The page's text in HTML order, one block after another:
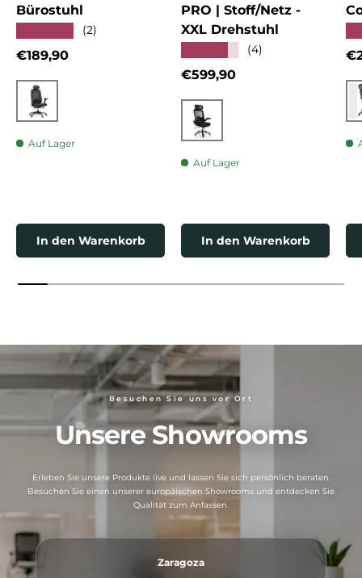
Bürostuhl
(2)
Normaler Preis
€189,90
Schwarz
Auf Lager
In den Warenkorb
PRO | Stoff/Netz -
XXL Drehstuhl
(4)
Normaler Preis
€599,90
Schwarz
Auf Lager
In den Warenkorb
Besuchen Sie uns vor Ort
Unsere Showrooms
Erleben Sie unsere Produkte live und lassen Sie sich persönlich beraten.
Besuchen Sie einen unserer europäischen Showrooms und entdecken Sie
Qualität zum Anfassen.
Zaragoza